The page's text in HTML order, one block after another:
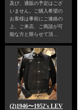
及び、通販の予定はござ
いません。ご購入希望の
お客様は事前にご連絡の
上、ご来店、ご商談が可
能な方と限らせて頂…
(2)1946〜1952's LEV